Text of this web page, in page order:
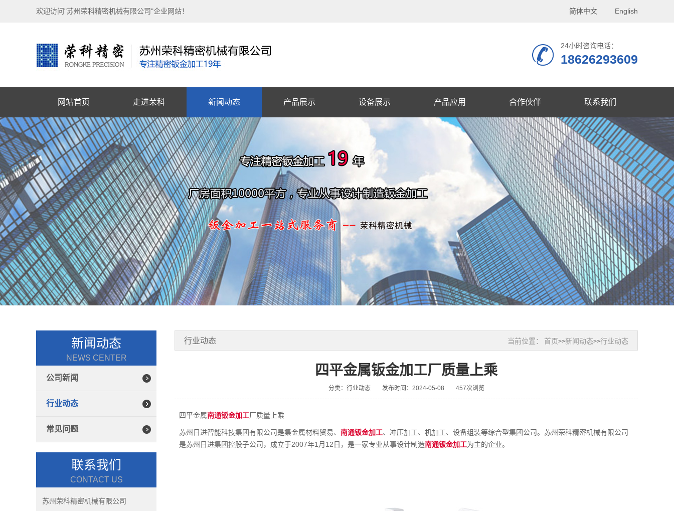
欢迎访问"苏州荣科精密机械有限公司"企业网站！ 简体中文 English
24小时咨询电话：
18626293609
网站首页 走进荣科 新闻动态 产品展示 设备展示 产品应用 合作伙伴 联系我们
新闻动态
NEWS CENTER
公司新闻
行业动态
常见问题
联系我们
CONTACT US
苏州荣科精密机械有限公司
行业动态 当前位置： 首页>>新闻动态>>行业动态
四平金属钣金加工厂质量上乘
分类：行业动态 发布时间：2024-05-08 457次浏览
四平金属南通钣金加工厂质量上乘
苏州日进智能科技集团有限公司是集金属材料贸易、南通钣金加工、冲压加工、机加工、设备组装等综合型集团公司。苏州荣科精密机械有限公司
是苏州日进集团控股子公司，成立于2007年1月12日，是一家专业从事设计制造南通钣金加工为主的企业。